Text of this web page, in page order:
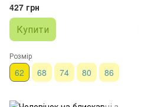
427 грн
Купити
Розмір
62 68 74 80 86